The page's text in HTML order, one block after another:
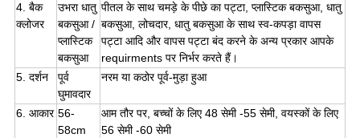
4. बैक
क्लोजर
उभरा धातु
बकसुआ /
प्लास्टिक
बकसुआ
पीतल के साथ चमड़े के पीछे का पट्टा, प्लास्टिक बकसुआ, धातु
बकसुआ, लोचदार, धातु बकसुआ के साथ स्व-कपड़ा वापस
पट्टा आदि और वापस पट्टा बंद करने के अन्य प्रकार आपके
requirments पर निर्भर करते हैं।
5. दर्शन
पूर्व
घुमावदार
नरम या कठोर पूर्व-मुड़ा हुआ
6. आकार 56-
58cm
आम तौर पर, बच्चों के लिए 48 सेमी -55 सेमी, वयस्कों के लिए
56 सेमी -60 सेमी